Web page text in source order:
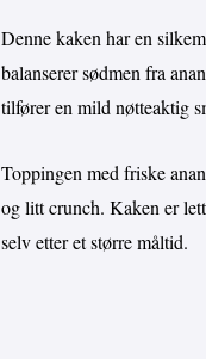
Denne kaken har en
balanserer sødmen fra
tilfører en mild nøtteaktig
Toppingen med friske
og litt crunch. Kaken er
selv etter et større måltid.